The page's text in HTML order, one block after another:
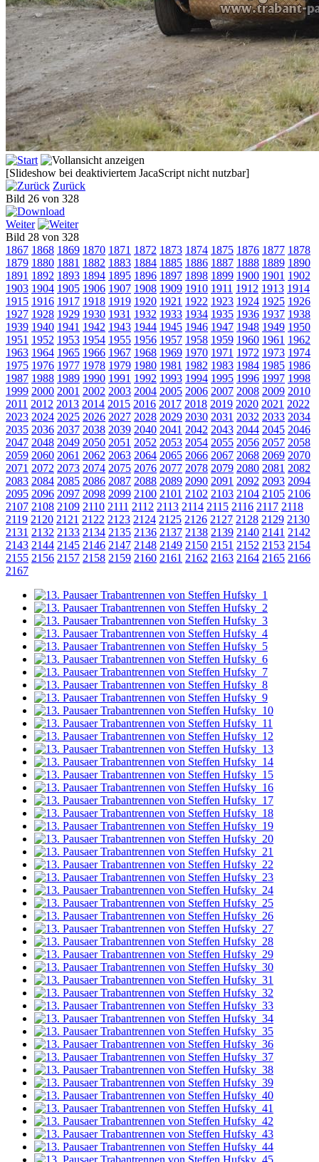
[Slideshow bei deaktiviertem JacaScript nicht nutzbar]
Zurück
Bild 26 von 328
Weiter
Bild 28 von 328
1867 1868 1869 1870 1871 1872 1873 1874 1875 1876 1877 1878
1879 1880 1881 1882 1883 1884 1885 1886 1887 1888 1889 1890
1891 1892 1893 1894 1895 1896 1897 1898 1899 1900 1901 1902
1903 1904 1905 1906 1907 1908 1909 1910 1911 1912 1913 1914
1915 1916 1917 1918 1919 1920 1921 1922 1923 1924 1925 1926
1927 1928 1929 1930 1931 1932 1933 1934 1935 1936 1937 1938
1939 1940 1941 1942 1943 1944 1945 1946 1947 1948 1949 1950
1951 1952 1953 1954 1955 1956 1957 1958 1959 1960 1961 1962
1963 1964 1965 1966 1967 1968 1969 1970 1971 1972 1973 1974
1975 1976 1977 1978 1979 1980 1981 1982 1983 1984 1985 1986
1987 1988 1989 1990 1991 1992 1993 1994 1995 1996 1997 1998
1999 2000 2001 2002 2003 2004 2005 2006 2007 2008 2009 2010
2011 2012 2013 2014 2015 2016 2017 2018 2019 2020 2021 2022
2023 2024 2025 2026 2027 2028 2029 2030 2031 2032 2033 2034
2035 2036 2037 2038 2039 2040 2041 2042 2043 2044 2045 2046
2047 2048 2049 2050 2051 2052 2053 2054 2055 2056 2057 2058
2059 2060 2061 2062 2063 2064 2065 2066 2067 2068 2069 2070
2071 2072 2073 2074 2075 2076 2077 2078 2079 2080 2081 2082
2083 2084 2085 2086 2087 2088 2089 2090 2091 2092 2093 2094
2095 2096 2097 2098 2099 2100 2101 2102 2103 2104 2105 2106
2107 2108 2109 2110 2111 2112 2113 2114 2115 2116 2117 2118
2119 2120 2121 2122 2123 2124 2125 2126 2127 2128 2129 2130
2131 2132 2133 2134 2135 2136 2137 2138 2139 2140 2141 2142
2143 2144 2145 2146 2147 2148 2149 2150 2151 2152 2153 2154
2155 2156 2157 2158 2159 2160 2161 2162 2163 2164 2165 2166
2167